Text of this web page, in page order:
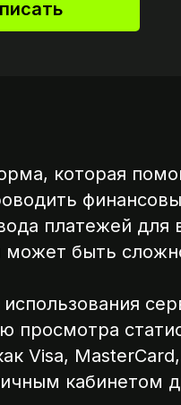
которая
платежей для
может быть
просмотра
Visa,
кабинетом